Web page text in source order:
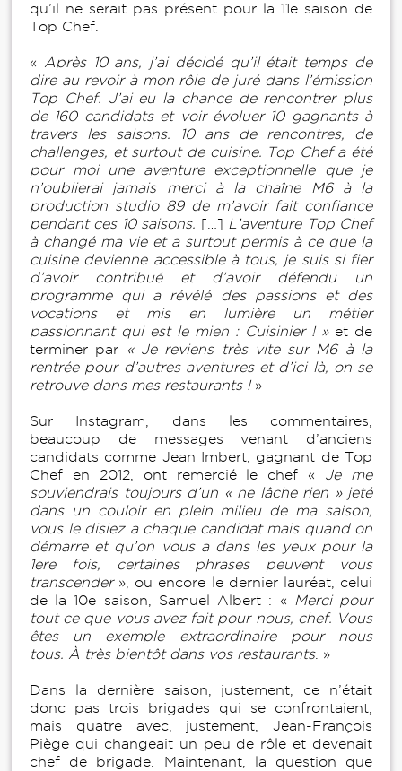
qu’il ne serait pas présent pour la 11e saison de
Top Chef.
« Après 10 ans, j’ai décidé qu’il était temps de
dire au revoir à mon rôle de juré dans l’émission
Top Chef. J’ai eu la chance de rencontrer plus
de 160 candidats et voir évoluer 10 gagnants à
travers les saisons. 10 ans de rencontres, de
challenges, et surtout de cuisine. Top Chef a été
pour moi une aventure exceptionnelle que je
n’oublierai jamais merci à la chaîne M6 à la
production studio 89 de m’avoir fait confiance
pendant ces 10 saisons. […] L’aventure Top Chef
à changé ma vie et a surtout permis à ce que la
cuisine devienne accessible à tous, je suis si fier
d’avoir contribué et d’avoir défendu un
programme qui a révélé des passions et des
vocations et mis en lumière un métier
passionnant qui est le mien : Cuisinier ! » et de
terminer par
« Je reviens très vite sur M6 à la
rentrée pour d’autres aventures et d’ici là, on se
retrouve dans mes restaurants ! »
Sur Instagram, dans les commentaires,
beaucoup de messages venant d’anciens
candidats comme Jean Imbert, gagnant de Top
Chef en 2012, ont remercié le chef « Je me
souviendrais toujours d’un « ne lâche rien » jeté
dans un couloir en plein milieu de ma saison,
vous le disiez a chaque candidat mais quand on
démarre et qu’on vous a dans les yeux pour la
1ere fois, certaines phrases peuvent vous
transcender», ou encore le dernier lauréat, celui
de la 10e saison, Samuel Albert : « Merci pour
tout ce que vous avez fait pour nous, chef. Vous
êtes un exemple extraordinaire pour nous
tous. À très bientôt dans vos restaurants. »
Dans la dernière saison, justement, ce n’était
donc pas trois brigades qui se confrontaient,
mais quatre avec, justement, Jean-François
Piège qui changeait un peu de rôle et devenait
chef de brigade. Maintenant, la question que